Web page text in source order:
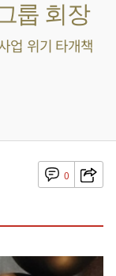
룹 회장
업 위기 타개책
0